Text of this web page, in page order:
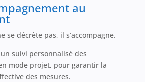
au
se décrète pas, il s’accompagne.
un suivi personnalisé des
mode projet, pour garantir la
des mesures.